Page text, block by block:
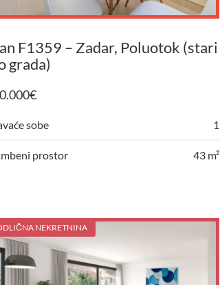
F1359 – Zadar, Poluotok (stari
grada)
€
sobe 1
prostor 43 m²
NEKRETNINA